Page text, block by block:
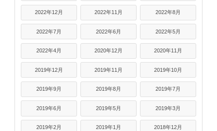
2022年12月 2022年11月 2022年8月
2022年7月 2022年6月 2022年5月
2022年4月 2020年12月 2020年11月
2019年12月 2019年11月 2019年10月
2019年9月 2019年8月 2019年7月
2019年6月 2019年5月 2019年3月
2019年2月 2019年1月 2018年12月